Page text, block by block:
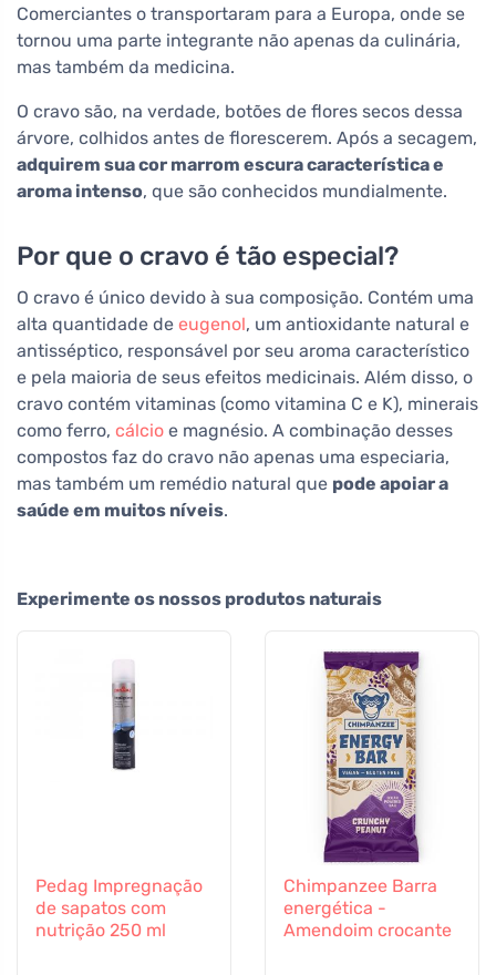
Comerciantes o transportaram para a Europa, onde se
tornou uma parte integrante não apenas da culinária,
mas também da medicina.
O cravo são, na verdade, botões de flores secos dessa
árvore, colhidos antes de florescerem. Após a secagem,
adquirem sua cor marrom escura característica e
aroma intenso, que são conhecidos mundialmente.
Por que o cravo é tão especial?
O cravo é único devido à sua composição. Contém uma
alta quantidade de eugenol, um antioxidante natural e
antisséptico, responsável por seu aroma característico
e pela maioria de seus efeitos medicinais. Além disso, o
cravo contém vitaminas (como vitamina C e K), minerais
como ferro, cálcio e magnésio. A combinação desses
compostos faz do cravo não apenas uma especiaria,
mas também um remédio natural que pode apoiar a
saúde em muitos níveis.
Experimente os nossos produtos naturais
Pedag Impregnação
de sapatos com
nutrição 250 ml
Chimpanzee Barra
energética -
Amendoim crocante